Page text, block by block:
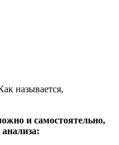
и самостоятельно,